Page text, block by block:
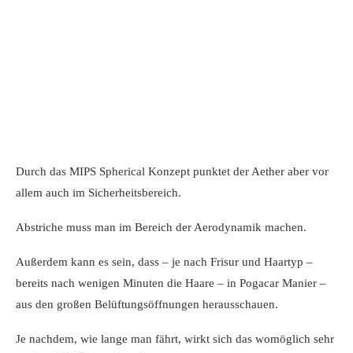
Durch das MIPS Spherical Konzept punktet der Aether aber vor
allem auch im Sicherheitsbereich.
Abstriche muss man im Bereich der Aerodynamik machen.
Außerdem kann es sein, dass – je nach Frisur und Haartyp –
bereits nach wenigen Minuten die Haare – in Pogacar Manier –
aus den großen Belüftungsöffnungen herausschauen.
Je nachdem, wie lange man fährt, wirkt sich das womöglich sehr